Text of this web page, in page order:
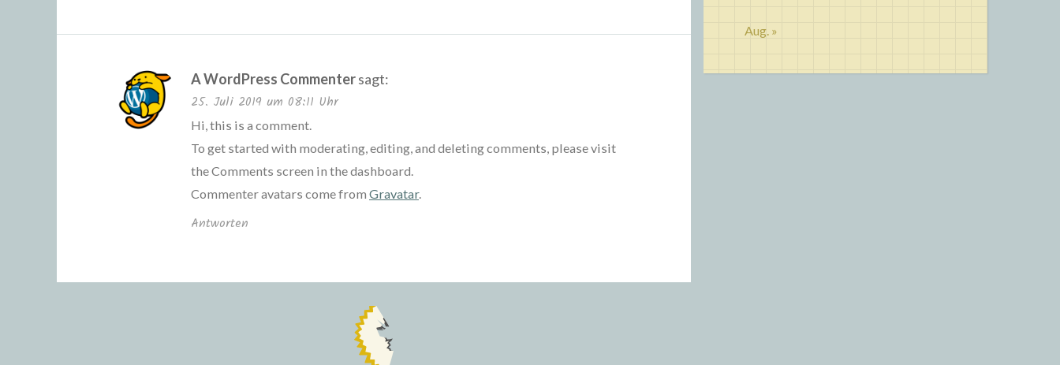
A WordPress Commentersagt:
25. Juli 2019 um 08:11 Uhr
Hi, this is a comment.
To get started with moderating, editing, and deleting comments, please visit
the Comments screen in the dashboard.
Commenter avatars come from Gravatar.
Antworten
Aug. »